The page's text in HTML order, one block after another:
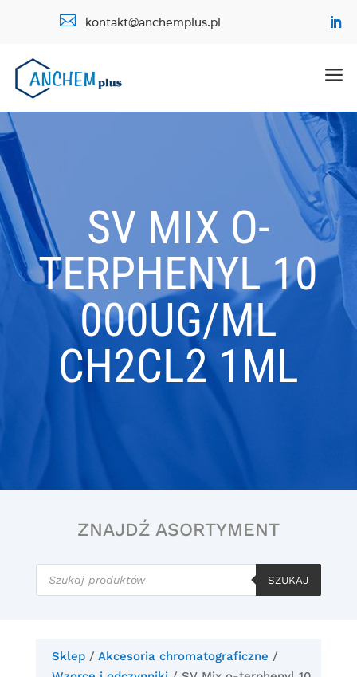
 kontakt@anchemplus.pl
a
SV MIX O-
TERPHENYL 10
000UG/ML
CH2CL2 1ML
ZNAJDŹ ASORTYMENT
Wyszukiwarka
produktów
SZUKAJ
Sklep/ Akcesoria chromatograficzne /